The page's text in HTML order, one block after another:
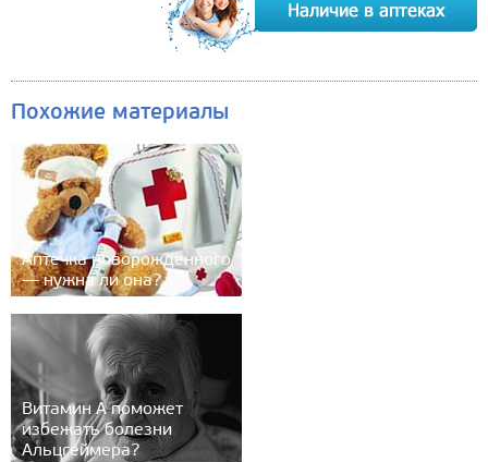
Похожие материалы
Аптечка новорожденного
— нужна ли она?
Витамин А поможет
избежать болезни
Альцгеймера?